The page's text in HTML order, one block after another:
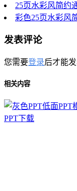
25页水彩风简约
彩色25页水彩风
发表评论
您需要登录后才能
相关内容